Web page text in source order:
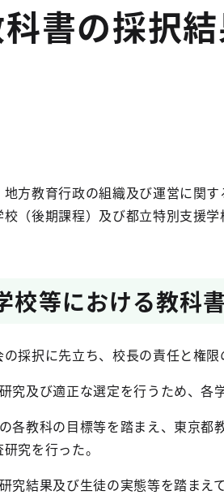
書の採択
方教育行政の組織及び運営に関
（後期課程）及び都立特別支援
校等における教科
採択に先立ち、校長の責任と権
究及び適正な選定を行うため、
各教科の目標等を踏まえ、東京
究を行った。
究結果及び生徒の実態等を踏ま